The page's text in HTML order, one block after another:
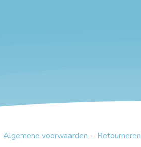
Algemene voorwaarden Retourneren